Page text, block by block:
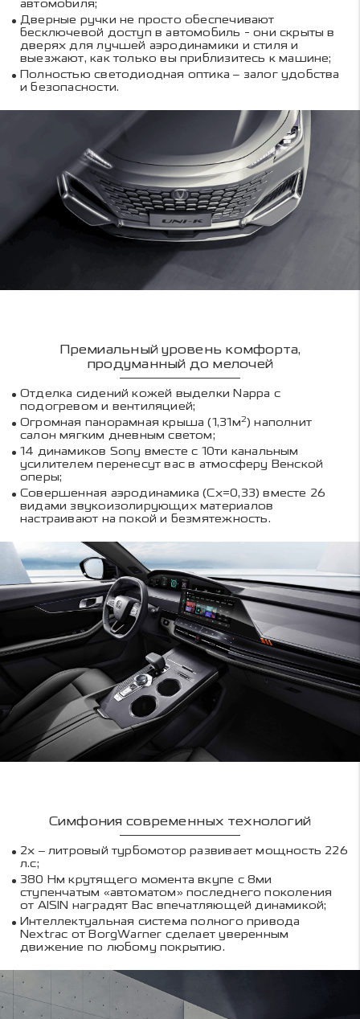
автомобиля;
Дверные ручки не просто обеспечивают
бесключевой доступ в автомобиль - они скрыты в
дверях для лучшей аэродинамики и стиля и
выезжают, как только вы приблизитесь к машине;
Полностью светодиодная оптика – залог удобства
и безопасности.
Премиальный уровень комфорта,
продуманный до мелочей
Отделка сидений кожей выделки Nappa c
подогревом и вентиляцией;
Огромная панорамная крыша (1,31м2) наполнит
салон мягким дневным светом;
14 динамиков Sony вместе с 10ти канальным
усилителем перенесут вас в атмосферу Венской
оперы;
Совершенная аэродинамика (Cx=0,33) вместе 26
видами звукоизолирующих материалов
настраивают на покой и безмятежность.
Симфония современных технологий
2х – литровый турбомотор развивает мощность 226
л.с;
380 Нм крутящего момента вкупе с 8ми
ступенчатым «автоматом» последнего поколения
от AISIN наградят Вас впечатляющей динамикой;
Интеллектуальная система полного привода
Nextrac от BorgWarner сделает уверенным
движение по любому покрытию.